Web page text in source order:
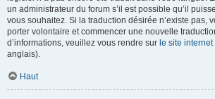
un administrateur du forum s’il est possible qu’il
vous souhaitez. Si la traduction désirée n’existe pas,
porter volontaire et commencer une nouvelle
d’informations, veuillez vous rendre sur le site
anglais).
Haut